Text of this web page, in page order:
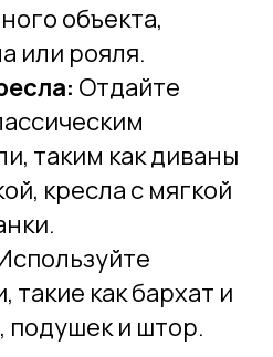
объекта,
или рояля.
Отдайте
таким как диваны
кресла с мягкой
как бархат и
подушек и штор.